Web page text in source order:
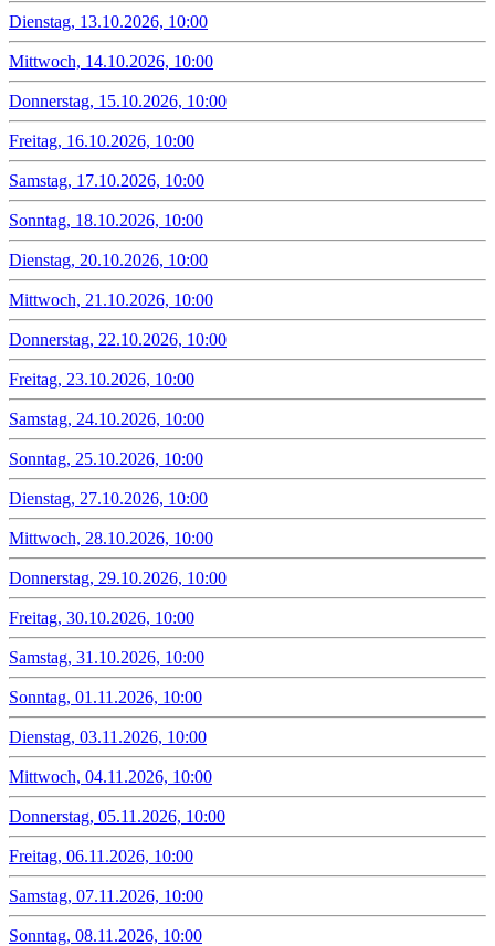
Dienstag, 13.10.2026, 10:00
Mittwoch, 14.10.2026, 10:00
Donnerstag, 15.10.2026, 10:00
Freitag, 16.10.2026, 10:00
Samstag, 17.10.2026, 10:00
Sonntag, 18.10.2026, 10:00
Dienstag, 20.10.2026, 10:00
Mittwoch, 21.10.2026, 10:00
Donnerstag, 22.10.2026, 10:00
Freitag, 23.10.2026, 10:00
Samstag, 24.10.2026, 10:00
Sonntag, 25.10.2026, 10:00
Dienstag, 27.10.2026, 10:00
Mittwoch, 28.10.2026, 10:00
Donnerstag, 29.10.2026, 10:00
Freitag, 30.10.2026, 10:00
Samstag, 31.10.2026, 10:00
Sonntag, 01.11.2026, 10:00
Dienstag, 03.11.2026, 10:00
Mittwoch, 04.11.2026, 10:00
Donnerstag, 05.11.2026, 10:00
Freitag, 06.11.2026, 10:00
Samstag, 07.11.2026, 10:00
Sonntag, 08.11.2026, 10:00